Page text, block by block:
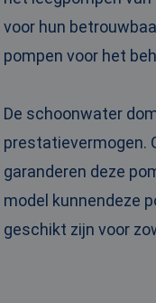
voor hun
pompen voor het
De schoonwater
prestatievermogen.
garanderen deze
model kunnendeze
geschikt zijn voor
PHPSESSID